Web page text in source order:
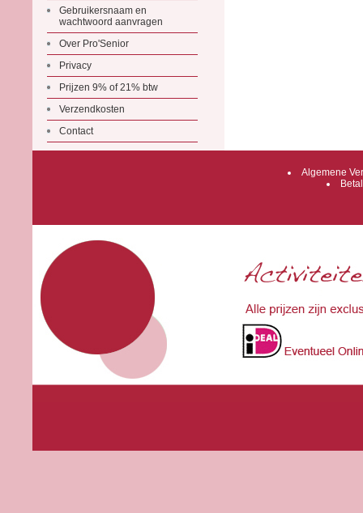
Gebruikersnaam en
wachtwoord aanvragen
Over Pro'Senior
Privacy
Prijzen 9% of 21% btw
Verzendkosten
Contact
Algemene